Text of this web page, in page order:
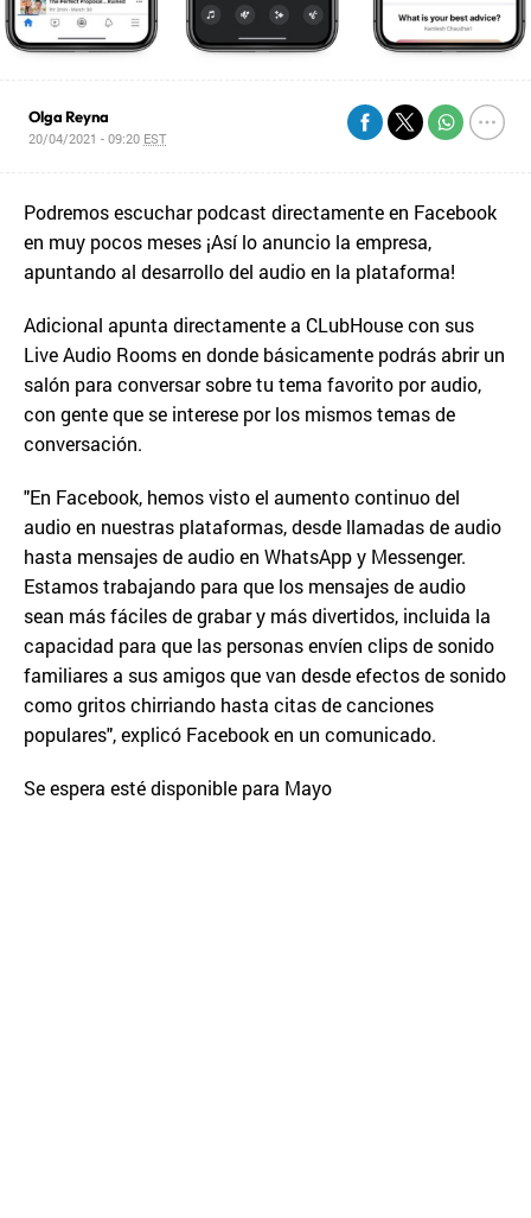
Olga Reyna
20/04/2021 - 09:20 EST
Podremos escuchar podcast directamente en Facebook
en muy pocos meses ¡Así lo anuncio la empresa,
apuntando al desarrollo del audio en la plataforma!
Adicional apunta directamente a CLubHouse con sus
Live Audio Rooms en donde básicamente podrás abrir un
salón para conversar sobre tu tema favorito por audio,
con gente que se interese por los mismos temas de
conversación.
"En Facebook, hemos visto el aumento continuo del
audio en nuestras plataformas, desde llamadas de audio
hasta mensajes de audio en WhatsApp y Messenger.
Estamos trabajando para que los mensajes de audio
sean más fáciles de grabar y más divertidos, incluida la
capacidad para que las personas envíen clips de sonido
familiares a sus amigos que van desde efectos de sonido
como gritos chirriando hasta citas de canciones
populares", explicó Facebook en un comunicado.
Se espera esté disponible para Mayo